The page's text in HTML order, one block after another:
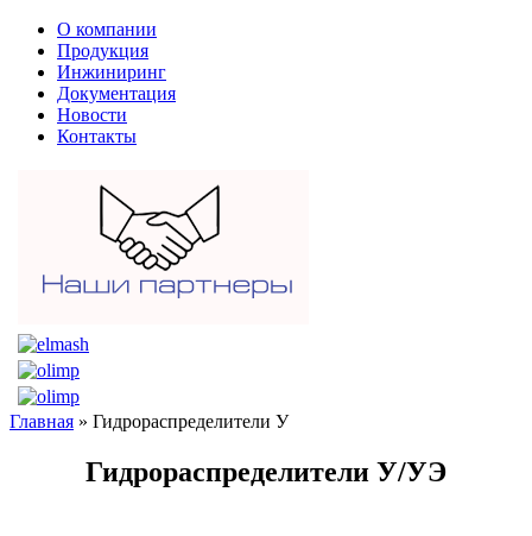
О компании
Продукция
Инжиниринг
Документация
Новости
Контакты
Главная » Гидрораспределители У
Гидрораспределители У/УЭ